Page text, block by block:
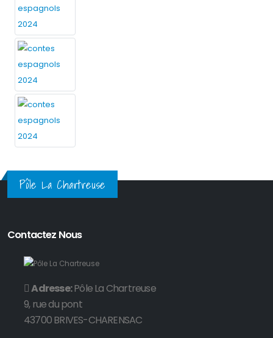
Pôle La Chartreuse
Contactez Nous
Adresse:Pôle La Chartreuse
9, rue du pont
43700 BRIVES-CHARENSAC